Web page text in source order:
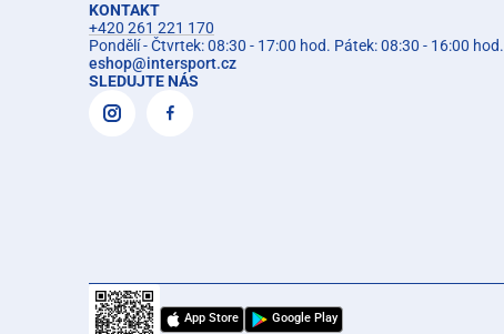
KONTAKT
+420 261 221 170
Pondělí - Čtvrtek: 08:30 - 17:00 hod. Pátek: 08:30 - 16:00 hod.
eshop@intersport.cz
SLEDUJTE NÁS
App Store Google Play